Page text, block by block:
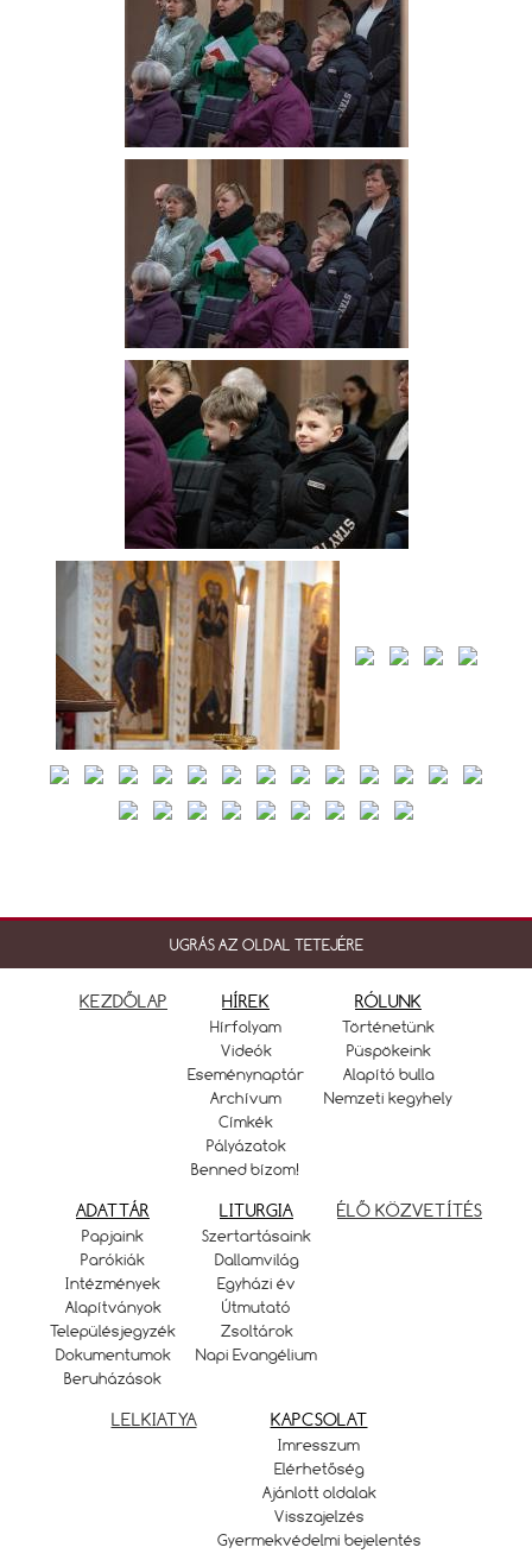
UGRÁS AZ OLDAL TETEJÉRE
KEZDŐLAP HÍREK
Hírfolyam
Videók
Eseménynaptár
Archívum
Címkék
Pályázatok
Benned bízom!
RÓLUNK
Történetünk
Püspökeink
Alapító bulla
Nemzeti kegyhely
ADATTÁR
Papjaink
Parókiák
Intézmények
Alapítványok
Településjegyzék
Dokumentumok
Beruházások
LITURGIA
Szertartásaink
Dallamvilág
Egyházi év
Útmutató
Zsoltárok
Napi Evangélium
ÉLŐ KÖZVETÍTÉS
LELKIATYA KAPCSOLAT
Imresszum
Elérhetőség
Ajánlott oldalak
Visszajelzés
Gyermekvédelmi bejelentés